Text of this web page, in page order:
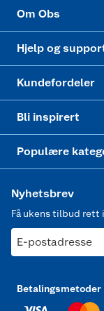
Om Obs
Hjelp og
Kundefordeler
Bli inspirert
Populære
Nyhetsbrev
Få ukens tilbud rett
E-postadresse
Betalingsmetoder